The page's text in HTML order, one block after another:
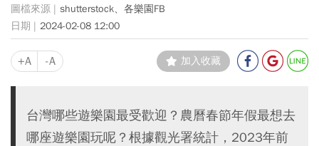
shutterstock、各樂園FB
2024-02-08 12:00
+A -A 加入收藏
台灣哪些遊樂園最受歡迎？農曆春節年假最想去
哪座遊樂園玩呢？根據觀光署統計，2023年前